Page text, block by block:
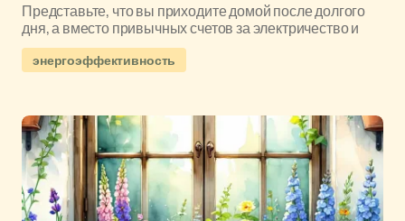
Представьте, что вы приходите домой после долгого
дня, а вместо привычных счетов за электричество и
энергоэффективность